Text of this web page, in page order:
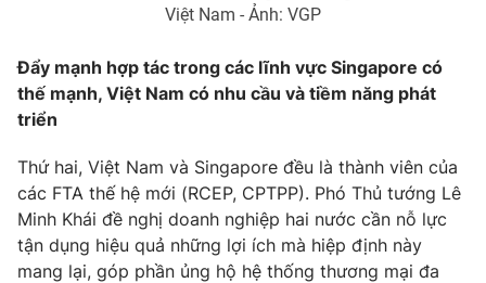
Việt Nam - Ảnh: VGP
Đẩy mạnh hợp tác trong các lĩnh vực Singapore có
thế mạnh, Việt Nam có nhu cầu và tiềm năng phát
triển
Thứ hai, Việt Nam và Singapore đều là thành viên của
các FTA thế hệ mới (RCEP, CPTPP). Phó Thủ tướng Lê
Minh Khái đề nghị doanh nghiệp hai nước cần nỗ lực
tận dụng hiệu quả những lợi ích mà hiệp định này
mang lại, góp phần ủng hộ hệ thống thương mại đa